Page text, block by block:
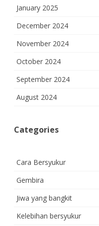
January 2025
December 2024
November 2024
October 2024
September 2024
August 2024
Categories
Cara Bersyukur
Gembira
Jiwa yang bangkit
Kelebihan bersyukur